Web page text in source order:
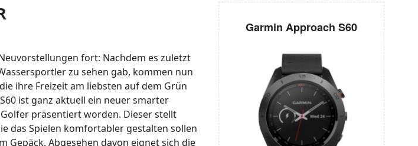
fort: Nachdem es zuletzt
zu sehen gab, kommen nun
ihre Freizeit am liebsten auf dem Grün
ist ganz aktuell ein neuer smarter
präsentiert worden. Dieser stellt
das Spielen komfortabler gestalten sollen
Gepäck. Abgesehen davon eignet sich die
Garmin Approach S60